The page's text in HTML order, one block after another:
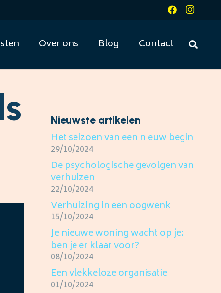
Over ons Blog Contact
Nieuwste artikelen
Het seizoen van een nieuw begin
29/10/2024
De psychologische gevolgen van
verhuizen
22/10/2024
Verhuizing in een oogwenk
15/10/2024
Je nieuwe woning wacht op je:
ben je er klaar voor?
08/10/2024
Een vlekkeloze organisatie
01/10/2024